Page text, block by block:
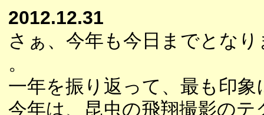
2012.12.31
さぁ、今年も今日までとな
。
一年を振り返って、最も印象
今年は、昆虫の飛翔撮影の